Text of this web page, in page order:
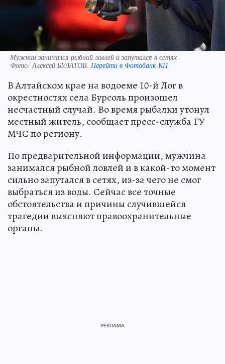
Мужчин занимался рыбной ловлей и запутался в сетях
Фото:Алексей БУЛАТОВ. Перейти в Фотобанк КП
В Алтайском крае на водоеме 10-й Лог в
окрестностях села Бурсоль произошел
несчастный случай. Во время рыбалки утонул
местный житель, сообщает пресс-служба ГУ
МЧС по региону.
По предварительной информации, мужчина
занимался рыбной ловлей и в какой-то момент
сильно запутался в сетях, из-за чего не смог
выбраться из воды. Сейчас все точные
обстоятельства и причины случившейся
трагедии выясняют правоохранительные
органы.